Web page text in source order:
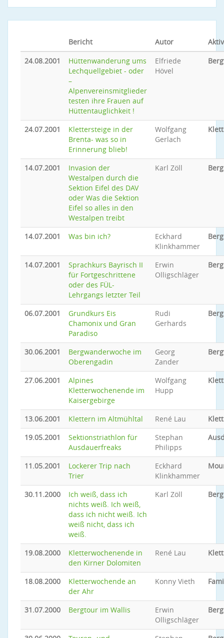
Bericht Autor
24.08.2001
Hüttenwanderung ums
Lechquellgebiet - oder
–
Alpenvereinsmitglieder
testen ihre Frauen auf
Hüttentauglichkeit !
Elfriede
Hövel
24.07.2001
Klettersteige in der
Brenta- was so in
Erinnerung blieb!
Wolfgang
Gerlach
14.07.2001
Invasion der
Westalpen durch die
Sektion Eifel des DAV
oder Was die Sektion
Eifel so alles in den
Westalpen treibt
Karl Zöll
14.07.2001 Was bin ich?
Eckhard
Klinkhammer
14.07.2001
Sprachkurs Bayrisch II
für Fortgeschrittene
oder des FÜL-
Lehrgangs letzter Teil
Erwin
Olligschläger
06.07.2001
Grundkurs Eis
Chamonix und Gran
Paradiso
Rudi
Gerhards
30.06.2001
Bergwanderwoche im
Oberengadin
Georg
Zander
27.06.2001
Alpines
Kletterwochenende im
Kaisergebirge
Wolfgang
Hupp
13.06.2001 Klettern im Altmühltal René Lau
19.05.2001
Sektionstriathlon für
Ausdauerfreaks
Stephan
Philipps
11.05.2001
Lockerer Trip nach
Trier
Eckhard
Klinkhammer
30.11.2000
Ich weiß, dass ich
nichts weiß. Ich weiß,
dass ich nicht weiß. Ich
weiß nicht, dass ich
weiß.
Karl Zöll
19.08.2000
Kletterwochenende in
den Kirner Dolomiten
René Lau
18.08.2000
Kletterwochende an
der Ahr
Konny Vieth
31.07.2000 Bergtour im Wallis
Erwin
Olligschläger